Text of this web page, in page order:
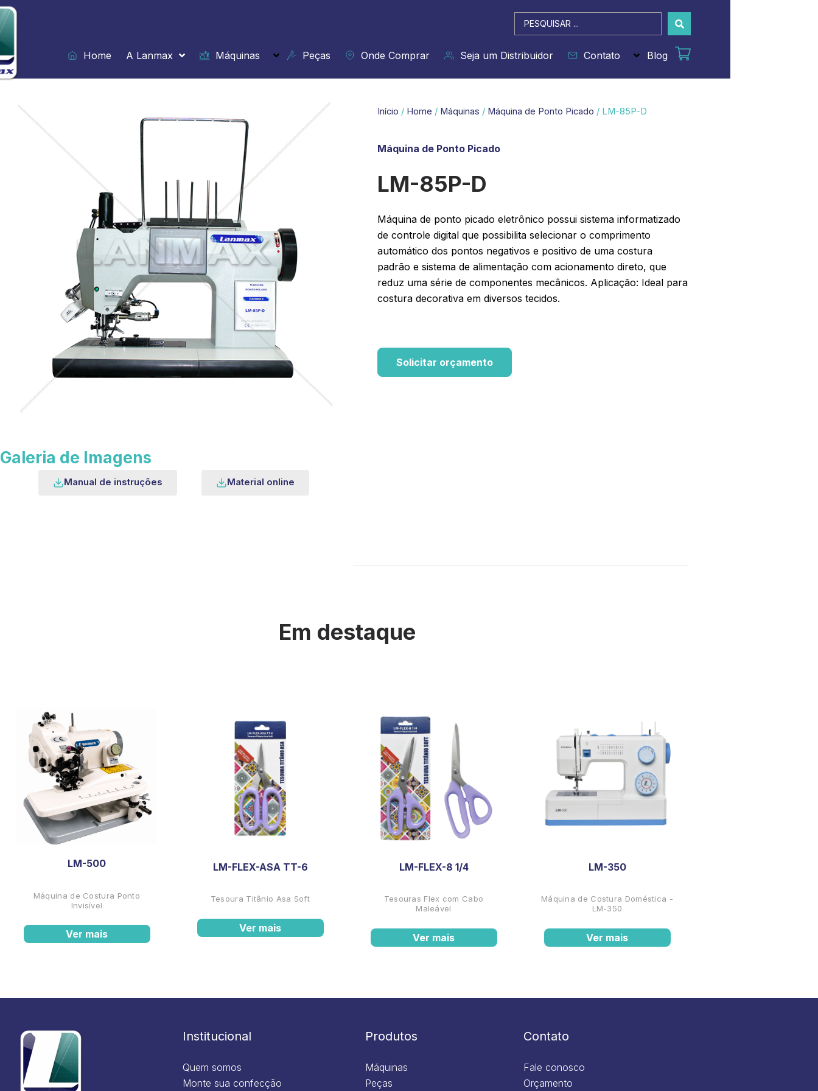
Ir
para
o
conteúdo
Pesquisar
...
Home
A Lanmax Máquinas Peças Onde Comprar Seja um Distribuidor Contato Blog
Galeria de Imagens
Manual de instruções Material online
Início / Home / Máquinas / Máquina de Ponto Picado / LM-85P-D
Máquina de Ponto Picado
LM-85P-D
Máquina de ponto picado eletrônico possui sistema informatizado
de controle digital que possibilita selecionar o comprimento
automático dos pontos negativos e positivo de uma costura
padrão e sistema de alimentação com acionamento direto, que
reduz uma série de componentes mecânicos. Aplicação: Ideal para
costura decorativa em diversos tecidos.
Solicitar orçamento
Em destaque
LM-500
Máquina de Costura Ponto
Invisível
Ver mais
LM-FLEX-ASA TT-6
Tesoura Titânio Asa Soft
Ver mais
LM-FLEX-8 1/4
Tesouras Flex com Cabo
Maleável
Ver mais
LM-350
Máquina de Costura Doméstica -
LM-350
Ver mais
Institucional
Quem somos
Monte sua confecção
Produtos
Máquinas
Peças
Contato
Fale conosco
Orçamento